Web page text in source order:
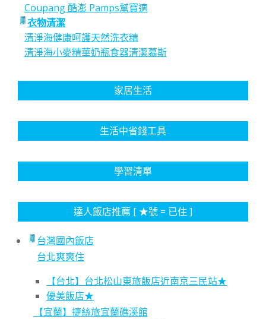
Coupang 酷澎 Pamps幫寶適
衣物清潔
清淨海健康呵護天然洗衣精
清淨海小麥精華奶瓶食器清潔慕斯
家居生活
生活中省錢工具
學習清單
達人飯店推薦 [ ★號 = 已住 ]
台灣國內飯店
台北爽爽住
【台北】台北松山東旅飯店近南京三民站★
優美飯店★
【宜蘭】捷絲旅宜蘭礁溪館